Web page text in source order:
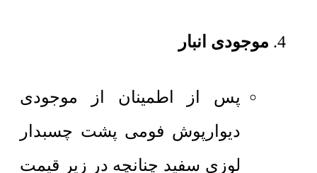
موجودی انبار
پس از اطمینان از موجودی
دیوارپوش فومی پشت چسبدار
لوزی سفید چنانچه در زیر قیمت